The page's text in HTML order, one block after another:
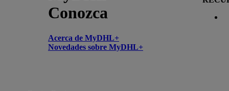
Conozca
Acerca de MyDHL+
Novedades sobre MyDHL+